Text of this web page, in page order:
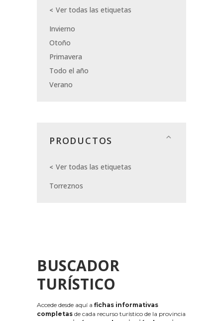
Ver todas las etiquetas
Invierno
Otoño
Primavera
Todo el año
Verano
PRODUCTOS
Ver todas las etiquetas
Torreznos
BUSCADOR
TURÍSTICO
Accede desde aquí a fichas informativas
completas de cada recurso turístico de la provincia